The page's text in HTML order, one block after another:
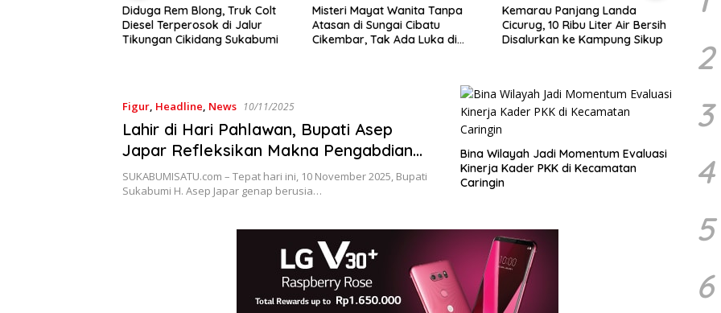
Diduga Rem Blong, Truk Colt
Diesel Terperosok di Jalur
Tikungan Cikidang Sukabumi
Misteri Mayat Wanita Tanpa
Atasan di Sungai Cibatu
Cikembar, Tak Ada Luka di
Kemarau Panjang Landa
Cicurug, 10 Ribu Liter Air Bersih
Disalurkan ke Kampung Sikup
Figur, Headline, News 10/11/2025
Lahir di Hari Pahlawan, Bupati Asep
Japar Refleksikan Makna Pengabdian
untuk Sukabumi
SUKABUMISATU.com – Tepat hari ini, 10 November 2025, Bupati
Sukabumi H. Asep Japar genap berusia…
Bina Wilayah Jadi Momentum Evaluasi
Kinerja Kader PKK di Kecamatan
Caringin
2
3
4
5
6